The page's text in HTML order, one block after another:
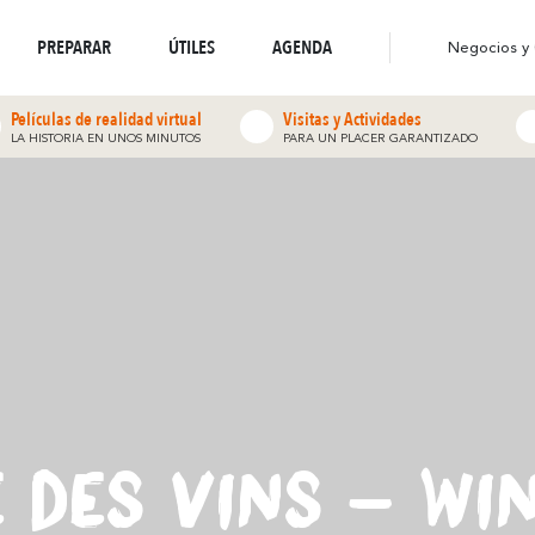
PREPARAR Paseos y Caminatas
ÚTILES
AGENDA
Negocios y
Películas de realidad virtual
LA HISTORIA EN UNOS MINUTOS
Visitas y Actividades
PARA UN PLACER GARANTIZADO
DES VINS -